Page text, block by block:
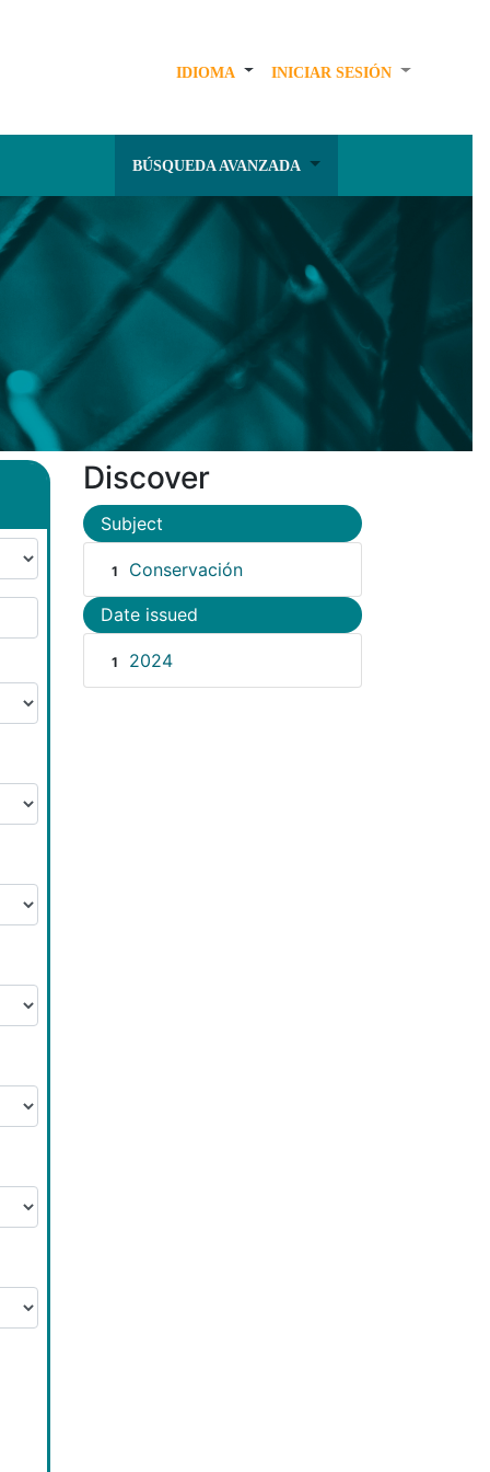
IDIOMA INICIAR SESIÓN
BÚSQUEDA AVANZADA
Discover
Subject
1 Conservación
Date issued
1 2024